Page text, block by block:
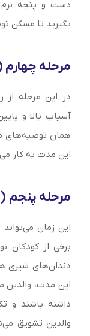
دست و پنجه
بگیرید تا مسکن
مرحله چهارم (16 تا 22
در این مرحله از
آسیاب بالا و
این مدت به کار
مرحله پنجم (25 تا 33 ماهگی)
این زمان
برخی از کودکان
دندان‌‌های شیری
این مدت، والدین
داشته باشند و
والدین تشویق